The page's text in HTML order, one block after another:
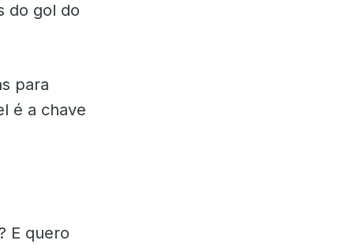
do gol do
para
é a chave
E quero